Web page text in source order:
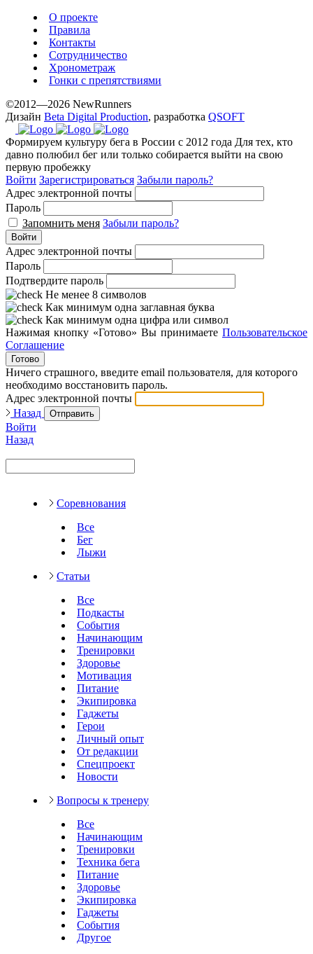
О проекте
Правила
Контакты
Сотрудничество
Хронометраж
Гонки с препятствиями
©2012—2026 NewRunners
Дизайн Beta Digital Production, разработка QSOFT
Формируем культуру бега в России с 2012 года Для тех, кто
давно полюбил бег или только собирается выйти на свою
первую пробежку
Войти Зарегистрироваться Забыли пароль?
Адрес электронной почты
Пароль
Запомнить меня Забыли пароль?
Войти
Адрес электронной почты
Пароль
Подтвердите пароль
Не менее 8 символов
Как минимум одна заглавная буква
Как минимум одна цифра или символ
Нажимая кнопку «Готово» Вы принимаете Пользовательское
Соглашение
Готово
Ничего страшного, введите email пользователя, для которого
необходимо восстановить пароль.
Адрес электронной почты
Назад
Отправить
Войти
Назад
Соревнования
Все
Бег
Лыжи
Статьи
Все
Подкасты
События
Начинающим
Тренировки
Здоровье
Мотивация
Питание
Экипировка
Гаджеты
Герои
Личный опыт
От редакции
Спецпроект
Новости
Вопросы к тренеру
Все
Начинающим
Тренировки
Техника бега
Питание
Здоровье
Экипировка
Гаджеты
События
Другое